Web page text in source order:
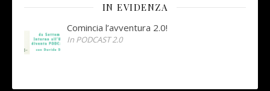
IN EVIDENZA
Comincia l’avventura 2.0!
In PODCAST 2.0